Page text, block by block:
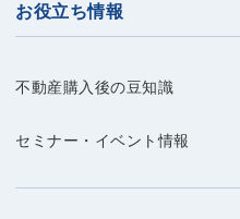
お役立ち情報
不動産購入後の豆知識
セミナー・イベント情報